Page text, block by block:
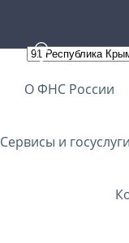
О ФНС России
Сервисы и госуслуги